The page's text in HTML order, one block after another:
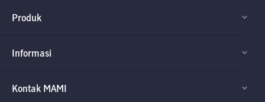
Produk
Informasi
Factsheet dan
Kontak MAMI